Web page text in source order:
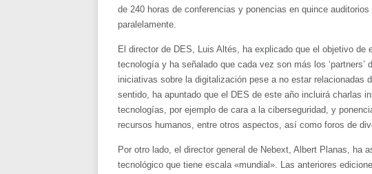
de 240 horas de conferencias y ponencias en quince
paralelamente.
El director de DES, Luis Altés, ha explicado que el objetivo
tecnología y ha señalado que cada vez son más los
iniciativas sobre la digitalización pese a no estar relacionadas
sentido, ha apuntado que el DES de este año incluirá charlas
tecnologías, por ejemplo de cara a la ciberseguridad, y
recursos humanos, entre otros aspectos, así como foros de
Por otro lado, el director general de Nebext, Albert Planas, ha
tecnológico que tiene escala «mundial». Las anteriores